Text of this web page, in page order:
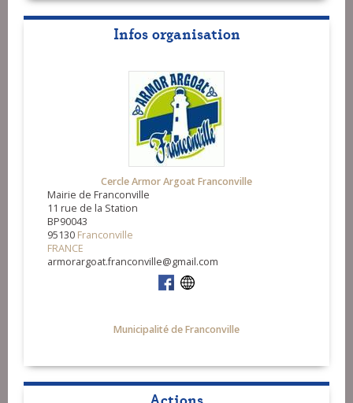
Infos organisation
Cercle Armor Argoat Franconville
Mairie de Franconville
11 rue de la Station
BP90043
95130 Franconville
FRANCE
armorargoat.franconville@gmail.com
Municipalité de Franconville
Actions